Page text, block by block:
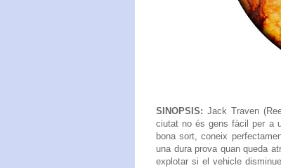
SINOPSIS: Jack Traven
ciutat no és gens fàcil per a
bona sort, coneix
una dura prova quan queda
explotar si el vehicle